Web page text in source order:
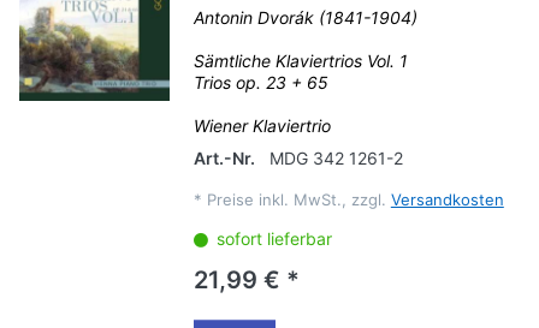
Antonin Dvorák (1841-1904)
Sämtliche Klaviertrios Vol. 1
Trios op. 23 + 65
Wiener Klaviertrio
Art.-Nr.
MDG 342 1261-2
* Preise inkl. MwSt., zzgl. Versandkosten
sofort lieferbar
21,99 € *